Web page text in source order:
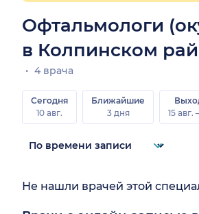
Офтальмологи
в Колпинском
4 врача
Сегодня
10 авг.
Ближайшие
3 дня
15 авг.
Не нашли врачей этой